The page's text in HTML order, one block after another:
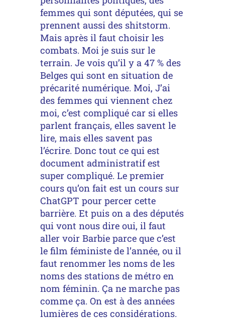
femmes qui sont députées, qui se
prennent aussi des shitstorm.
Mais après il faut choisir les
combats. Moi je suis sur le
terrain. Je vois qu’il y a 47 % des
Belges qui sont en situation de
précarité numérique. Moi, J’ai
des femmes qui viennent chez
moi, c’est compliqué car si elles
parlent français, elles savent le
lire, mais elles savent pas
l’écrire. Donc tout ce qui est
document administratif est
super compliqué. Le premier
cours qu’on fait est un cours sur
ChatGPT pour percer cette
barrière. Et puis on a des députés
qui vont nous dire oui, il faut
aller voir Barbie parce que c’est
le film féministe de l’année, ou il
faut renommer les noms de les
noms des stations de métro en
nom féminin. Ça ne marche pas
comme ça. On est à des années
lumières de ces considérations.